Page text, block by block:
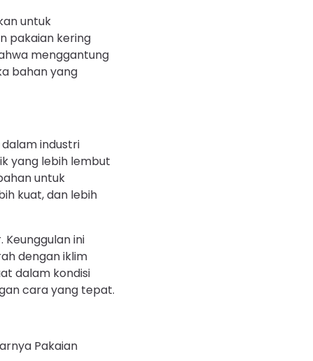
untuk
pakaian kering
menggantung
bahan yang
industri
yang lebih lembut
untuk
kuat, dan lebih
ini
dengan iklim
dalam kondisi
cara yang tepat.